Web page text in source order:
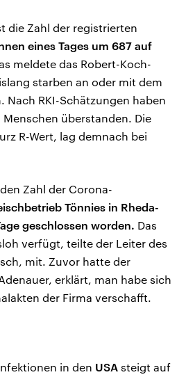
die Zahl der registrierten
eines Tages um 687 auf
meldete das Robert-Koch-
starben an oder mit dem
Nach RKI-Schätzungen haben
überstanden. Die
R-Wert, lag demnach bei
Zahl der Corona-
Tönnies in Rheda-
geschlossen worden. Das
verfügt, teilte der Leiter des
mit. Zuvor hatte der
erklärt, man habe sich
der Firma verschafft.
in den USA steigt auf